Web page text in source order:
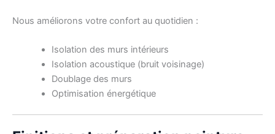
Nous améliorons votre confort au quotidien :
Isolation des murs intérieurs
Isolation acoustique (bruit voisinage)
Doublage des murs
Optimisation énergétique